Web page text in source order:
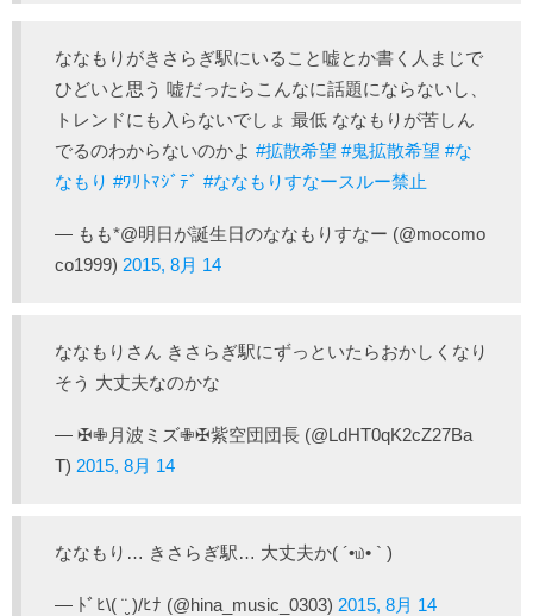
ななもりがきさらぎ駅にいること嘘とか書く人まじで
ひどいと思う 嘘だったらこんなに話題にならないし、
トレンドにも入らないでしょ 最低 ななもりが苦しん
でるのわからないのかよ #拡散希望 #鬼拡散希望 #な
なもり #ﾜﾘﾄﾏｼﾞﾃﾞ #ななもりすなースルー禁止
— もも*@明日が誕生日のななもりすなー (@mocomo
co1999) 2015, 8月 14
ななもりさん きさらぎ駅にずっといたらおかしくなり
そう 大丈夫なのかな
— ✠✙月波ミズ✙✠紫空団団長 (@LdHT0qK2cZ27Ba
T) 2015, 8月 14
ななもり… きさらぎ駅… 大丈夫か( ´•௰• ` )
— ﾄﾞﾋ\( ¨̮ )/ﾋﾅ (@hina_music_0303) 2015, 8月 14